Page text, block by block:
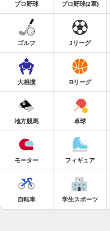
プロ野球 プロ野球(2軍)
ゴルフ Jリーグ
大相撲 Bリーグ
地方競馬 卓球
モーター フィギュア
自転車 学生スポーツ